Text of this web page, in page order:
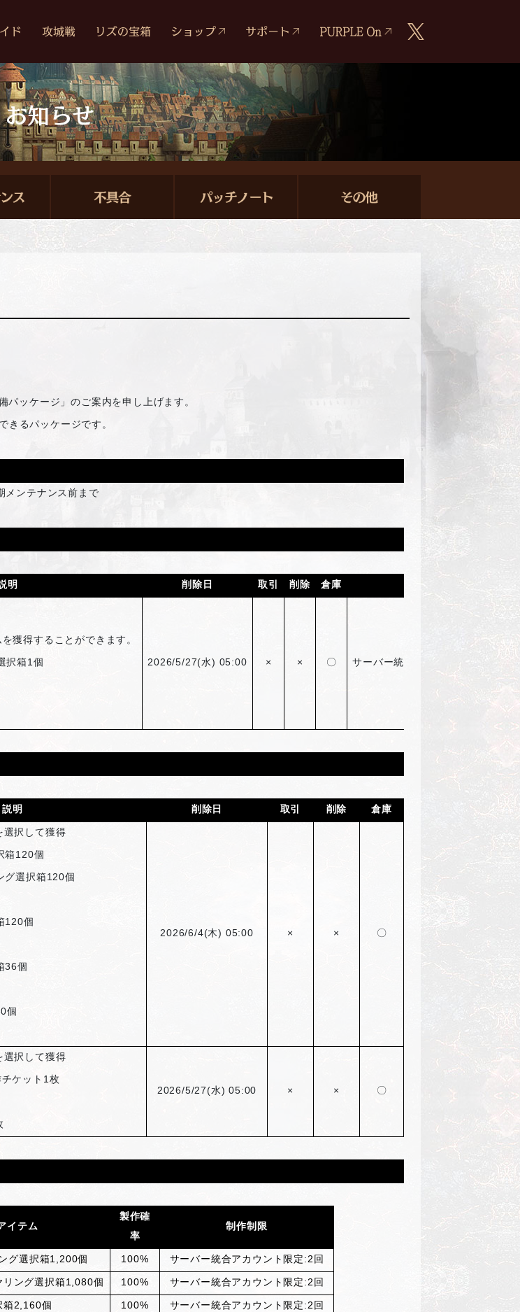
ッケージ」のご案内を申し上げます。
きるパッケージです。
メンテナンス前まで
明 削除日 取引 削除 倉庫 購入制限
獲得することができます。
択箱1個
2026/5/27(水) 05:00 × × 〇 サーバー統合アカウント限定48回
説明 削除日 取引 削除 倉庫
選択して獲得
箱120個
グ選択箱120個
120個
36個
個
2026/6/4(木) 05:00 × × 〇
選択して獲得
ケット1枚
2026/5/27(水) 05:00 × × 〇
イテム
製作確
率
制作制限
グ選択箱1,200個 100% サーバー統合アカウント限定:2回
リング選択箱1,080個 100% サーバー統合アカウント限定:2回
箱2,160個 100% サーバー統合アカウント限定:2回